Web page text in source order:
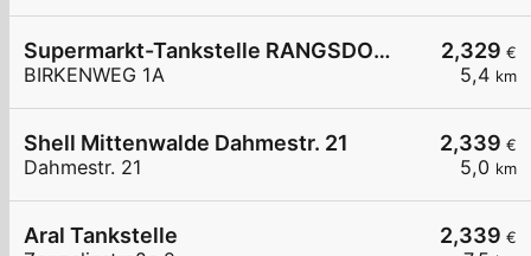
2,329 €
5,4 km
Supermarkt-Tankstelle RANGSDORF BIRKENWEG 1A
BIRKENWEG 1A
2,339 €
5,0 km
Shell Mittenwalde Dahmestr. 21
Dahmestr. 21
2,339 €
Aral Tankstelle